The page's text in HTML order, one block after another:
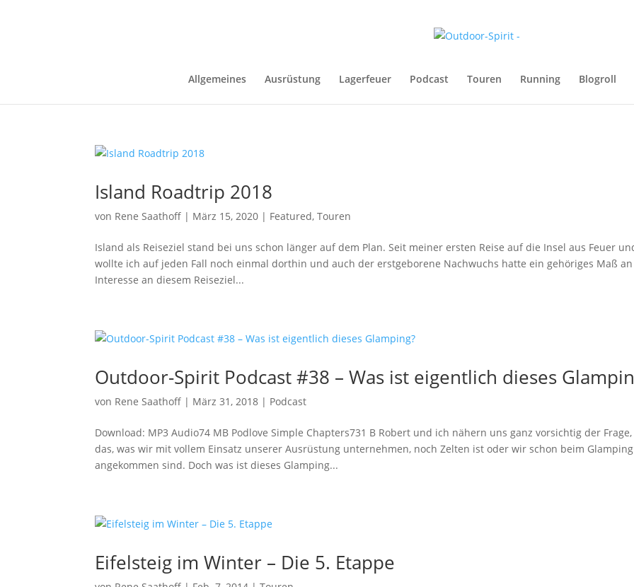
Allgemeines Ausrüstung Lagerfeuer Podcast Touren Running Blogroll
Island Roadtrip 2018
von Rene Saathoff | März 15, 2020 | Featured,Touren
Island als Reiseziel stand bei uns schon länger auf dem Plan. Seit meiner ersten Reise auf die Insel aus Feuer
wollte ich auf jeden Fall noch einmal dorthin und auch der erstgeborene Nachwuchs hatte ein gehöriges Maß an
Interesse an diesem Reiseziel...
Outdoor-Spirit Podcast #38 – Was ist eigentlich dieses
von Rene Saathoff | März 31, 2018 | Podcast
Download: MP3 Audio74 MB Podlove Simple Chapters731 B Robert und ich nähern uns ganz vorsichtig der Frage,
das, was wir mit vollem Einsatz unserer Ausrüstung unternehmen, noch Zelten ist oder wir schon beim Glamping
angekommen sind. Doch was ist dieses Glamping...
Eifelsteig im Winter – Die 5. Etappe